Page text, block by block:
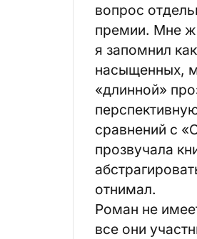
вопрос
премии. Мне
я запомнил
насыщенных,
«длинной»
сравнений с
прозвучала
отнимал.
Роман не
все они